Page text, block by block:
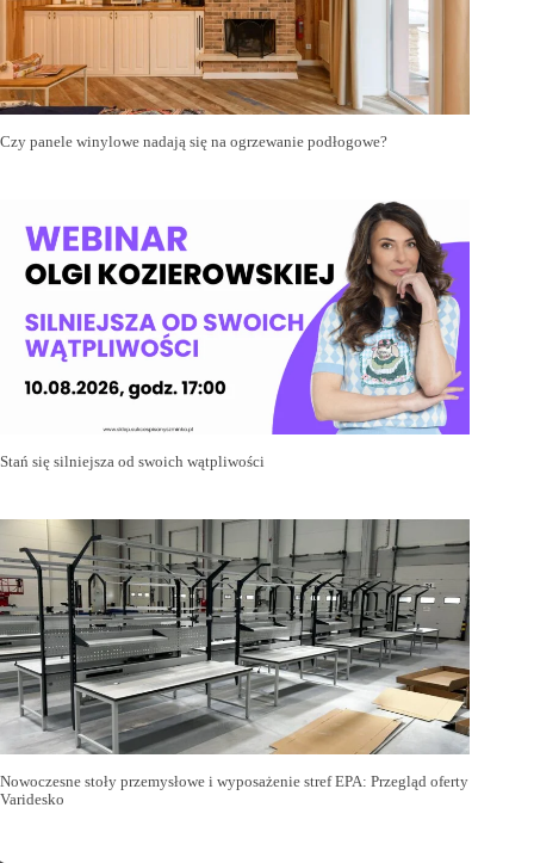
Czy panele winylowe nadają się na ogrzewanie podłogowe?
Stań się silniejsza od swoich wątpliwości
Nowoczesne stoły przemysłowe i wyposażenie stref EPA: Przegląd oferty
Varidesko